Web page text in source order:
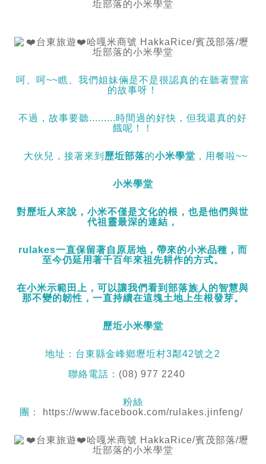
呵、呵~~瞧、我們姐妹倆是不是很認真的在聽著豐富
的故事呀！
不過，故事要聽.........時間過的好快，但我還真的好
餓呢！！
大伙兒，接著來到 歷坵部落的小米學堂 ，用餐啦~~
小米學堂
對歷坵人來說，小米不僅是文化的根，也是他們與世
代祖靈最深的連結，
rulakes一直保留著自原居地，帶來的小米品種，而
至今仍延用著千百年來祖先耕作的方式。
在小米示範田上，可以讓我們看到部落族人的智慧與
那不變的韌性，一直持續在這塊土地上生根發芽。
歷坵小米學堂
地址：台東縣金峰鄉壢坵村3鄰42號之2
聯絡電話： (08) 977 2240
粉絲
團：
https://www.facebook.com/rulakes.jinfeng/